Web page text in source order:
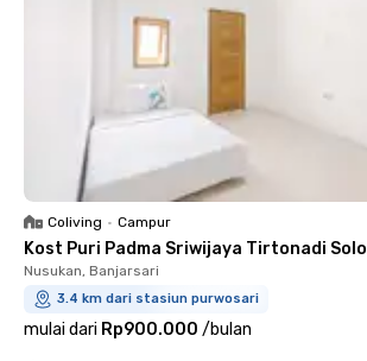
Coliving • Campur
Kost Puri Padma Sriwijaya Tirtonadi Solo
Nusukan, Banjarsari
3.4 km dari stasiun purwosari
mulai dari Rp900.000 /bulan